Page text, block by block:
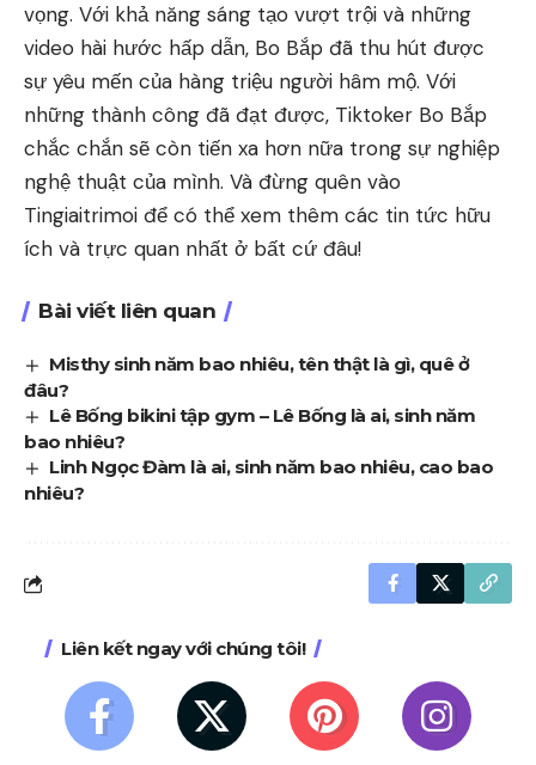
vọng. Với khả năng sáng tạo vượt trội và những
video hài hước hấp dẫn, Bo Bắp đã thu hút được
sự yêu mến của hàng triệu người hâm mộ. Với
những thành công đã đạt được, Tiktoker Bo Bắp
chắc chắn sẽ còn tiến xa hơn nữa trong sự nghiệp
nghệ thuật của mình. Và đừng quên vào
Tingiaitrimoi để có thể xem thêm các tin tức hữu
ích và trực quan nhất ở bất cứ đâu!
Bài viết liên quan
Misthy sinh năm bao nhiêu, tên thật là gì, quê ở
đâu?
Lê Bống bikini tập gym – Lê Bống là ai, sinh năm
bao nhiêu?
Linh Ngọc Đàm là ai, sinh năm bao nhiêu, cao bao
nhiêu?
Liên kết ngay với chúng tôi!